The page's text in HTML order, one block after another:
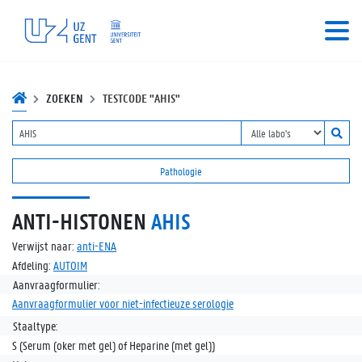
ZOEKEN TESTCODE "AHIS"
Pathologie
ANTI-HISTONEN AHIS
Verwijst naar: anti-ENA
Afdeling: AUTOIM
Aanvraagformulier:
Aanvraagformulier voor niet-infectieuze serologie
Staaltype:
S (Serum (oker met gel) of Heparine (met gel))